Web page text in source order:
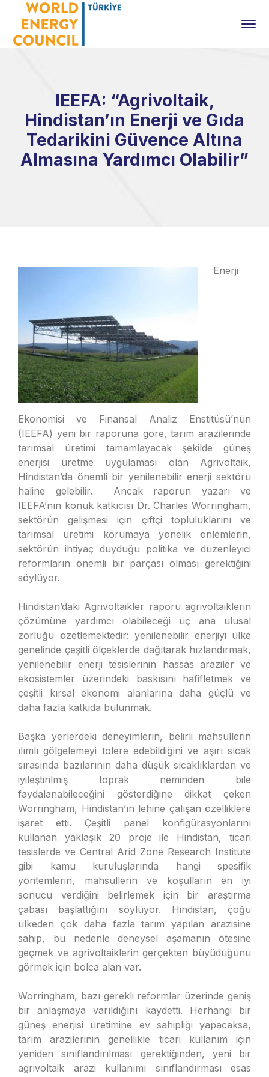
IEEFA: “Agrivoltaik,
Hindistan’ın Enerji ve Gıda
Tedarikini Güvence Altına
Almasına Yardımcı Olabilir”
Enerji
Ekonomisi ve Finansal Analiz Enstitüsü’nün
(IEEFA) yeni bir raporuna göre, tarım arazilerinde
tarımsal üretimi tamamlayacak şekilde güneş
enerjisi üretme uygulaması olan Agrivoltaik,
Hindistan’da önemli bir yenilenebilir enerji sektörü
haline gelebilir. Ancak raporun yazarı ve
IEEFA’nın konuk katkıcısı Dr. Charles Worringham,
sektörün gelişmesi için çiftçi topluluklarını ve
tarımsal üretimi korumaya yönelik önlemlerin,
sektörün ihtiyaç duyduğu politika ve düzenleyici
reformların önemli bir parçası olması gerektiğini
söylüyor.
Hindistan’daki Agrivoltaikler raporu agrivoltaiklerin
çözümüne yardımcı olabileceği üç ana ulusal
zorluğu özetlemektedir: yenilenebilir enerjiyi ülke
genelinde çeşitli ölçeklerde dağıtarak hızlandırmak,
yenilenebilir enerji tesislerinin hassas araziler ve
ekosistemler üzerindeki baskısını hafifletmek ve
çeşitli kırsal ekonomi alanlarına daha güçlü ve
daha fazla katkıda bulunmak.
Başka yerlerdeki deneyimlerin, belirli mahsullerin
ılımlı gölgelemeyi tolere edebildiğini ve aşırı sıcak
sırasında bazılarının daha düşük sıcaklıklardan ve
iyileştirilmiş toprak neminden bile
faydalanabileceğini gösterdiğine dikkat çeken
Worringham, Hindistan’ın lehine çalışan özelliklere
işaret etti. Çeşitli panel konfigürasyonlarını
kullanan yaklaşık 20 proje ile Hindistan, ticari
tesislerde ve Central Arid Zone Research Institute
gibi kamu kuruluşlarında hangi spesifik
yöntemlerin, mahsullerin ve koşulların en iyi
sonucu verdiğini belirlemek için bir araştırma
çabası başlattığını söylüyor. Hindistan, çoğu
ülkeden çok daha fazla tarım yapılan arazisine
sahip, bu nedenle deneysel aşamanın ötesine
geçmek ve agrivoltaiklerin gerçekten büyüdüğünü
görmek için bolca alan var.
Worringham, bazı gerekli reformlar üzerinde geniş
bir anlaşmaya varıldığını kaydetti. Herhangi bir
güneş enerjisi üretimine ev sahipliği yapacaksa,
tarım arazilerinin genellikle ticari kullanım için
yeniden sınıflandırılması gerektiğinden, yeni bir
agrivoltaik arazi kullanımı sınıflandırması esas